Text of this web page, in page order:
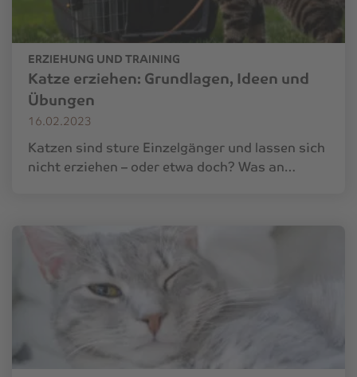
ERZIEHUNG UND TRAINING
Katze erziehen: Grundlagen, Ideen und
Übungen
16.02.2023
Katzen sind sture Einzelgänger und lassen sich
nicht erziehen – oder etwa doch? Was an…